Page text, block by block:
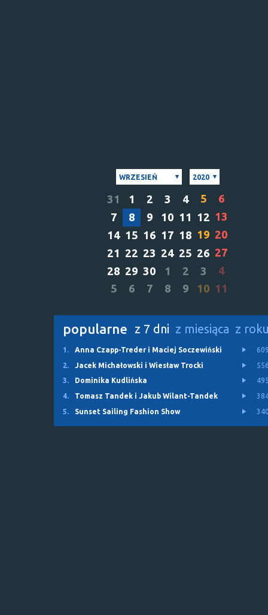
WRZESIEŃ 2020
31 1 2 3 4 5
6
7
8 9 10 11 12 13
14 15 16 17 18 19 20
21 22 23 24 25 26 27
28 29 30 1 2 3
4
5
6 7 8 9 10 11
popularne z 7 dni z miesiąca z
1. Anna Czapp-Treder i Maciej Soczewiński
2.
Jacek Michałowski i Wiesław Trocki
3.
Dominika Kudlińska
4.
Tomasz Tandek i Jakub Wilant-Tandek
5.
Sunset Sailing Fashion Show